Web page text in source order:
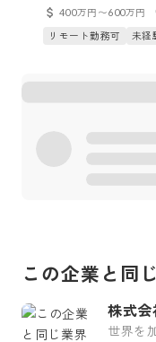
／東証プライム上
400万円〜600万円
リモート勤務可
未経
この企業と同
株式
世界を